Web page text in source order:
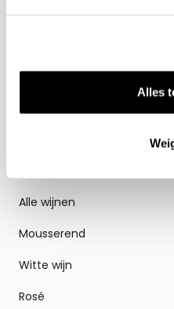
Alles
Alle wijnen
Mousserend
Witte wijn
Rosé